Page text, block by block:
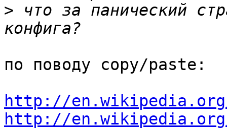
> что за панический
по поводу copy/paste:
http://
http://en.wikipedia.org/